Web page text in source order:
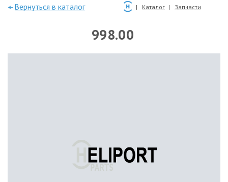
—Вернуться в каталог Каталог Запчасти
998.00